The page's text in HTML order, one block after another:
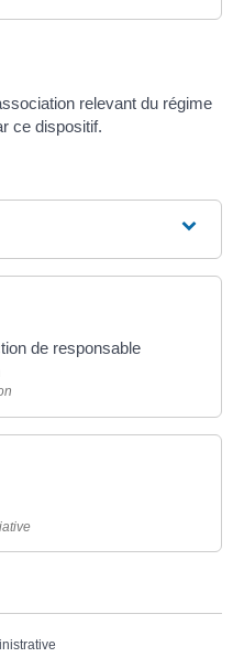
relevant du régime
ce dispositif.
de responsable